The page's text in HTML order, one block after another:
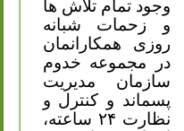
وجود تمام تلاش ها
و زحمات شبانه
روزی همکارانمان
در مجموعه خدوم
سازمان مدیریت
پسماند و کنترل و
نظارت ۲۴ ساعته،